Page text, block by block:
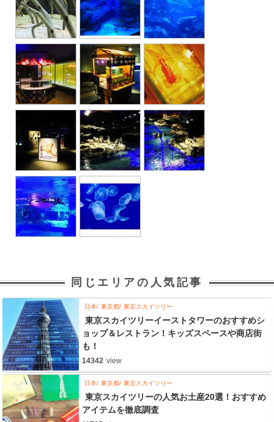
同じエリアの人気記事
日本 東京都 東京スカイツリー
東京スカイツリーイーストタワーのおすすめシ
ョップ＆レストラン！キッズスペースや商店街
も！
14342 view
日本 東京都 東京スカイツリー
東京スカイツリーの人気お土産20選！おすすめ
アイテムを徹底調査